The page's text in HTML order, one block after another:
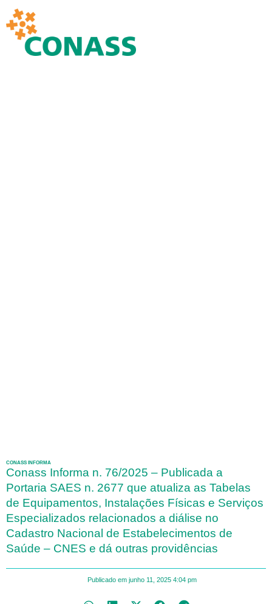
CONASS INFORMA
Conass Informa n. 76/2025 – Publicada a
Portaria SAES n. 2677 que atualiza as Tabelas
de Equipamentos, Instalações Físicas e Serviços
Especializados relacionados a diálise no
Cadastro Nacional de Estabelecimentos de
Saúde – CNES e dá outras providências
Publicado em junho 11, 2025 4:04 pm